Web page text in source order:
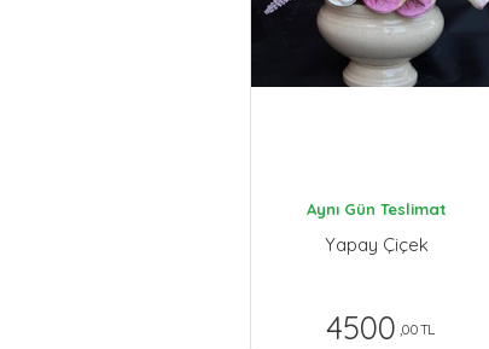
Aynı Gün Teslimat
Yapay Çiçek
4500 ,00 TL